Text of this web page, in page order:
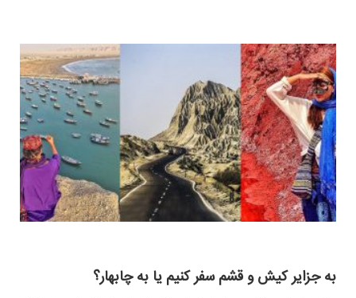
به جزایر کیش و قشم سفر کنیم یا به چابهار؟